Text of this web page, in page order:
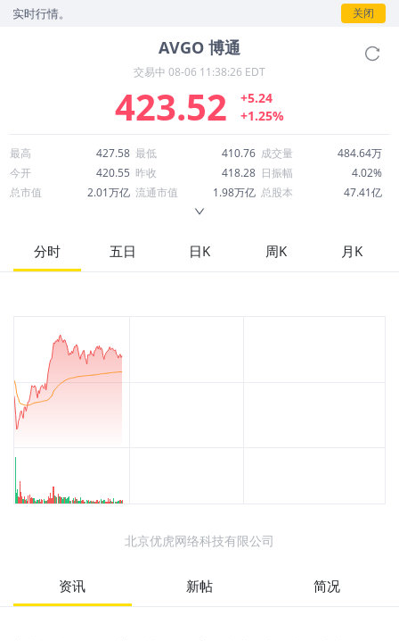
情。 关闭
AVGO 博通
交易中 08-06 11:38:26 EDT
423.52
+5.24
+1.25%
最高 427.58 最低 410.76 成交量
484.64万
今开
420.55 昨收 418.28 日振幅
4.02%
总市值
2.01万亿 流通市值 1.98万亿 总股本
47.41亿
52周最高
495.00 市盈率
70.48
股息
分时 五日 日K 周K 月K
北京优虎网络科技有限公司
资讯 新帖 简况